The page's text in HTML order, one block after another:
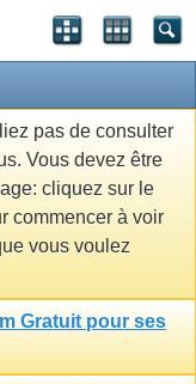
pas de consulter
Vous devez être
cliquez sur le
commencer à voir
vous voulez
Gratuit pour ses